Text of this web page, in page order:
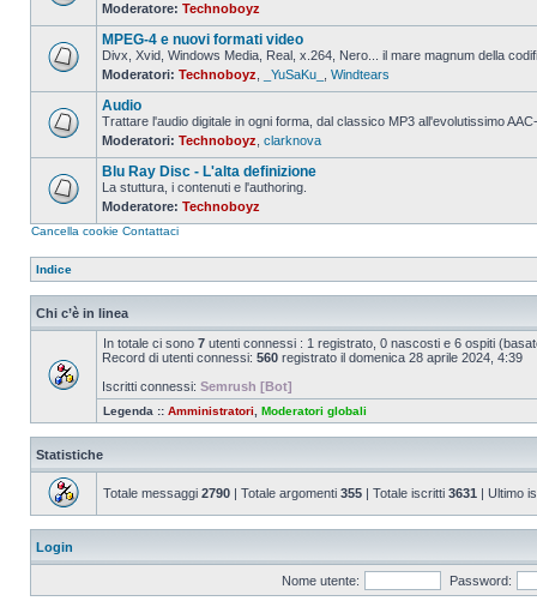
Nessun
messaggio
da
leggere
Moderatore: Technoboyz
Nessun
messaggio
da
leggere
MPEG-4 e nuovi formati video
Divx, Xvid, Windows Media, Real, x.264, Nero... il mare magnum della
Moderatori: Technoboyz _YuSaKu_ Windtears
Nessun
messaggio
da
leggere
Audio
Trattare l'audio digitale in ogni forma, dal classico MP3 all'evolutissimo
Moderatori: Technoboyz clarknova
Nessun
messaggio
da
Blu Ray Disc - L'alta definizione
La stuttura, i contenuti e l'authoring.
Moderatore: Technoboyz
Cancella cookie Contattaci
Indice
Chi c’è in linea
In totale ci sono 7 utenti connessi : 1 registrato, 0 nascosti e 6 ospiti
Record di utenti connessi: 560 registrato il domenica 28 aprile 2024, 4:39
Iscritti connessi: Semrush [Bot]
Legenda :: Amministratori Moderatori globali
Statistiche
Totale messaggi 2790 | Totale argomenti 355 | Totale iscritti 3631 | Ultimo
Login
Nome utente: Password: